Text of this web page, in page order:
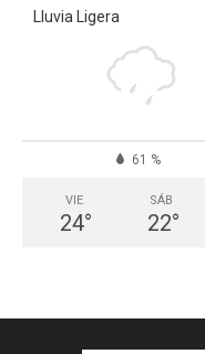
Lluvia Ligera
61 %
VIE
24°
SÁB
22°